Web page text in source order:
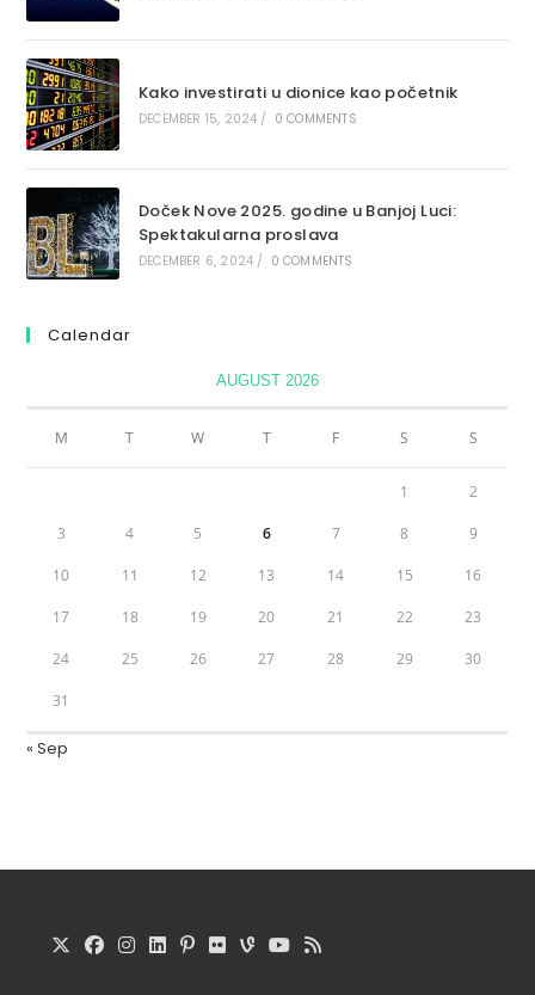
Kako investirati u dionice kao početnik
DECEMBER 15, 2024 / 0 COMMENTS
Doček Nove 2025. godine u Banjoj Luci:
Spektakularna proslava
DECEMBER 6, 2024 / 0 COMMENTS
Calendar
AUGUST 2026
M T W T F S S
1 2
3 4 5 6 7 8 9
10 11 12 13 14 15 16
17 18 19 20 21 22 23
24 25 26 27 28 29 30
31
« Sep